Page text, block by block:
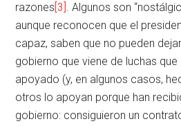
razones [3] . Algunos son
aunque reconocen que el
capaz, saben que no pueden
gobierno que viene de luchas
apoyado (y, en algunos casos,
otros lo apoyan porque han
gobierno: consiguieron un